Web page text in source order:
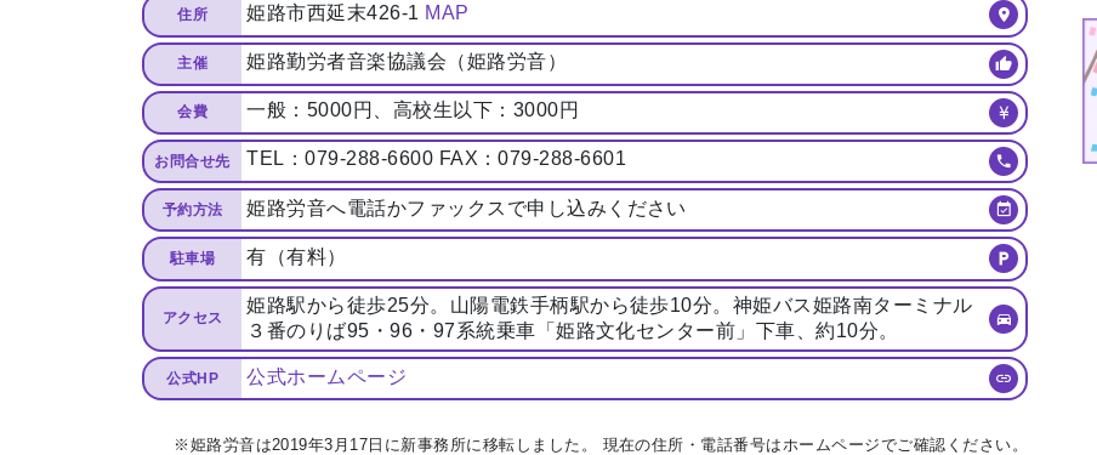
住所 姫路市西延末426-1 MAP
主催 姫路勤労者音楽協議会（姫路労音）
会費 一般：5000円、高校生以下：3000円
お問合せ先 TEL：079-288-6600 FAX：079-288-6601
予約方法 姫路労音へ電話かファックスで申し込みください
駐車場 有（有料）
アクセス
姫路駅から徒歩25分。山陽電鉄手柄駅から徒歩10分。神姫バス姫路南ターミナル
３番のりば95・96・97系統乗車「姫路文化センター前」下車、約10分。
公式HP 公式ホームページ
※姫路労音は2019年3月17日に新事務所に移転しました。 現在の住所・電話番号はホームページでご確認ください。